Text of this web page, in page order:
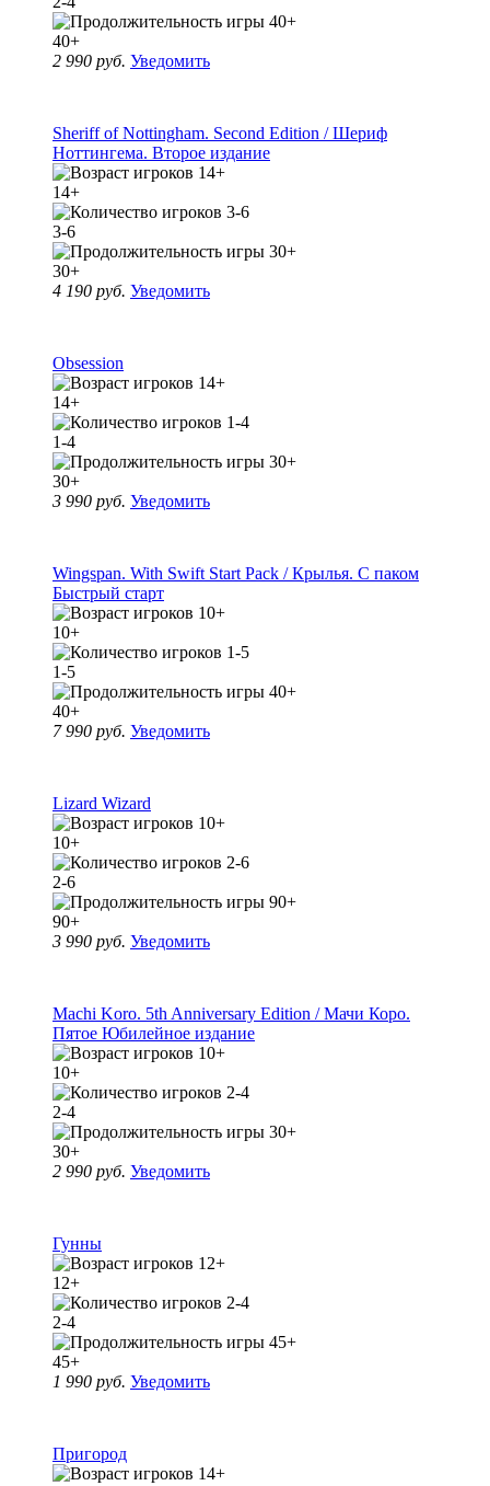
40+
2 990 руб. Уведомить
Sheriff of Nottingham. Second Edition / Шериф
Ноттингема. Второе издание
14+
3-6
30+
4 190 руб. Уведомить
Obsession
14+
1-4
30+
3 990 руб. Уведомить
Wingspan. With Swift Start Pack / Крылья. С паком
Быстрый старт
10+
1-5
40+
7 990 руб. Уведомить
Lizard Wizard
10+
2-6
90+
3 990 руб. Уведомить
Machi Koro. 5th Anniversary Edition / Мачи Коро.
Пятое Юбилейное издание
10+
2-4
30+
2 990 руб. Уведомить
Гунны
12+
2-4
45+
1 990 руб. Уведомить
Пригород